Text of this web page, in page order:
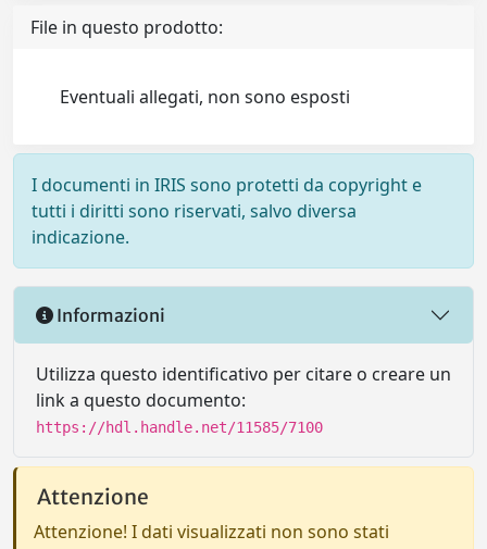
File in questo prodotto:
Eventuali allegati, non sono esposti
I documenti in IRIS sono protetti da copyright e
tutti i diritti sono riservati, salvo diversa
indicazione.
Informazioni
Utilizza questo identificativo per citare o creare un
link a questo documento:
https://hdl.handle.net/11585/7100
Attenzione
Attenzione! I dati visualizzati non sono stati